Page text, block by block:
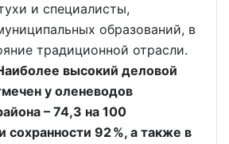
и специалисты,
образований, в
традиционной отрасли.
высокий деловой
у оленеводов
– 74,3 на 100
сохранности 92 %, а также в